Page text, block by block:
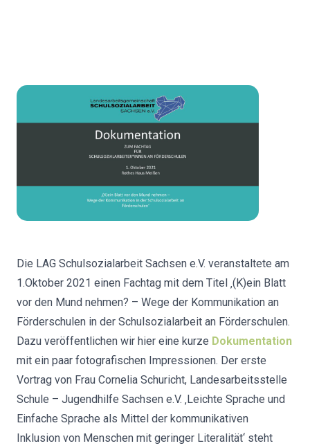
Die LAG Schulsozialarbeit Sachsen e.V. veranstaltete am
1.Oktober 2021 einen Fachtag mit dem Titel ‚(K)ein Blatt
vor den Mund nehmen? – Wege der Kommunikation an
Förderschulen in der Schulsozialarbeit an Förderschulen.
Dazu veröffentlichen wir hier eine kurze Dokumentation
mit ein paar fotografischen Impressionen. Der erste
Vortrag von Frau Cornelia Schuricht, Landesarbeitsstelle
Schule – Jugendhilfe Sachsen e.V. ‚Leichte Sprache und
Einfache Sprache als Mittel der kommunikativen
Inklusion von Menschen mit geringer Literalität‘ steht